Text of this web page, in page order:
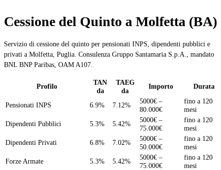
Cessione del Quinto a Molfetta (BA)
Servizio di cessione del quinto per pensionati INPS, dipendenti pubblici e
privati a Molfetta, Puglia. Consulenza Gruppo Santamaria S.p.A., mandato
BNL BNP Paribas, OAM A107.
Profilo
TAN
da
TAEG
da
Importo Durata
Pensionati INPS 6.9% 7.12%
5000€ –
80.000€
fino a 120
mesi
Dipendenti Pubblici
5.3% 5.42%
5000€ –
75.000€
fino a 120
mesi
Dipendenti Privati
6.8% 7.02%
5000€ –
50.000€
fino a 120
mesi
Forze Armate
5.3% 5.42%
5000€ –
75.000€
fino a 120
mesi